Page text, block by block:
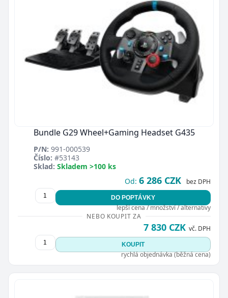
Bundle G29 Wheel+Gaming Headset G435
P/N: 991-000539
Číslo: #53143
Sklad: Skladem >100 ks
Od: 6 286 CZK bez DPH
DO POPTÁVKY
lepší cena / množství / alternativy
NEBO KOUPIT ZA
7 830 CZK vč. DPH
KOUPIT
rychlá objednávka (běžná cena)